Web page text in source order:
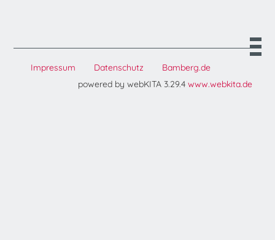
Impressum Datenschutz
Bamberg.de
powered by webKITA 3.29.4 www.webkita.de